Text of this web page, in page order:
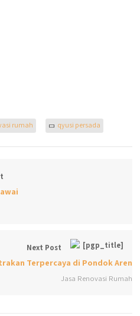
rumah qyusi persada
Next Post
Terpercaya di Pondok Aren
Jasa Renovasi Rumah